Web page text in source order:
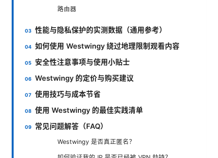
路由器
性能与隐私保护的实测数据（通用参考）
如何使用 Westwingy 绕过地理限制观看内容
安全性注意事项与使用小贴士
Westwingy 的定价与购买建议
使用技巧与成本节省
使用 Westwingy 的最佳实践清单
常见问题解答（FAQ）
Westwingy 是否真正匿名？